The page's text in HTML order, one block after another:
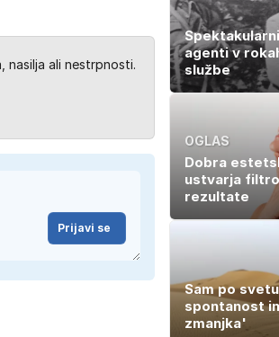
nasilja ali nestrpnosti.
Prijavi se
agenti v
službe
OGLAS
Dobra
ustvarja
rezultate
Sam po
spontanost
zmanjka'